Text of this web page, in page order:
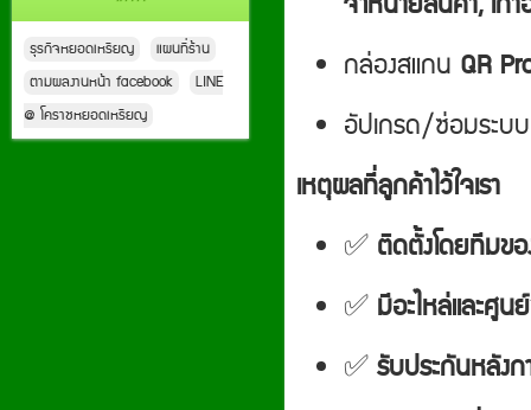
ธุรกิจหยอดเหรียญ
แผนที่ร้าน
ตามผลงานหน้า facebook
LINE
@ โคราชหยอดเหรียญ
กล่องสแกน QR
อัปเกรด/ซ่อมระบ
เหตุผลที่ลูกค้าไว้ใจเรา
✅ ติดตั้งโดยทีมขอ
✅ มีอะไหล่และศูน
✅รับประกันหลังก